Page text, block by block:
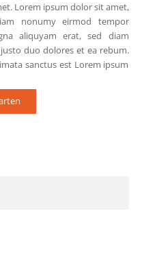
Lorem ipsum dolor sit amet,
nonumy eirmod tempor
aliquyam erat, sed diam
duo dolores et ea rebum.
sanctus est Lorem ipsum